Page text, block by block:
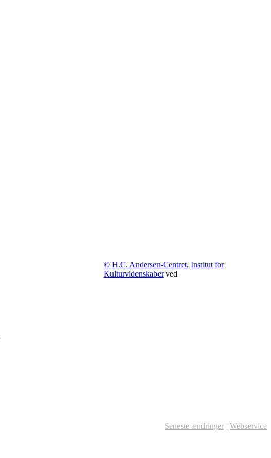
© H.C. Andersen-Centret, Institut for
Kulturvidenskaberved
Seneste ændringer | Webservice